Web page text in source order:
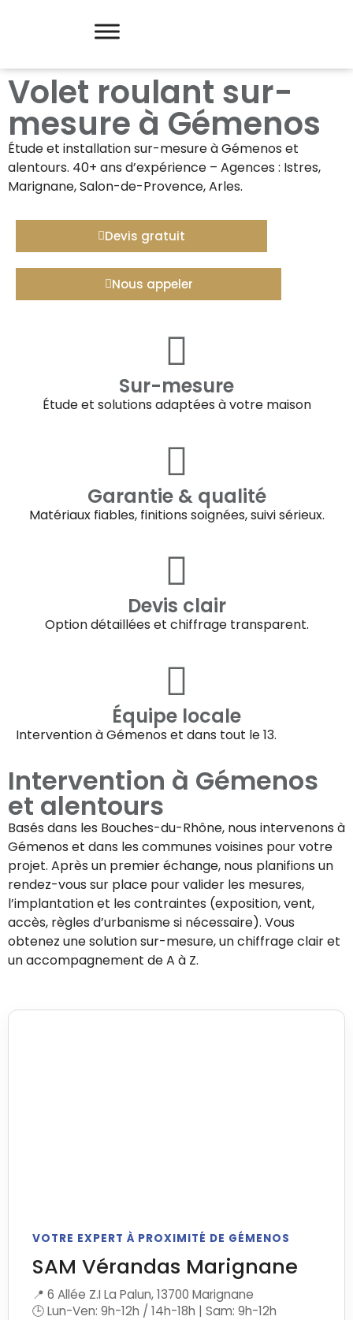
Volet roulant sur-
mesure à Gémenos
Étude et installation sur-mesure àGémenos et
alentours. 40+ ans d’expérience – Agences : Istres,
Marignane, Salon-de-Provence, Arles.
Devis gratuit
Nous appeler
Sur-mesure
Étude et solutions adaptées à votre maison
Garantie & qualité
Matériaux fiables, finitions soignées, suivi sérieux.
Devis clair
Option détaillées et chiffrage transparent.
Équipe locale
Intervention àGémenos et dans tout le 13.
Intervention à Gémenos
et alentours
Basés dans les Bouches-du-Rhône, nous intervenons à
Gémenos et dans les communes voisines pour votre
projet. Après un premier échange, nous planifions un
rendez-vous sur place pour valider les mesures,
l’implantation et les contraintes (exposition, vent,
accès, règles d’urbanisme si nécessaire). Vous
obtenez une solution sur-mesure, un chiffrage clair et
un accompagnement de A à Z.
VOTRE EXPERT À PROXIMITÉ DE GÉMENOS
SAM Vérandas Marignane
📍 6 Allée Z.I La Palun, 13700 Marignane
🕒 Lun-Ven: 9h-12h / 14h-18h | Sam: 9h-12h